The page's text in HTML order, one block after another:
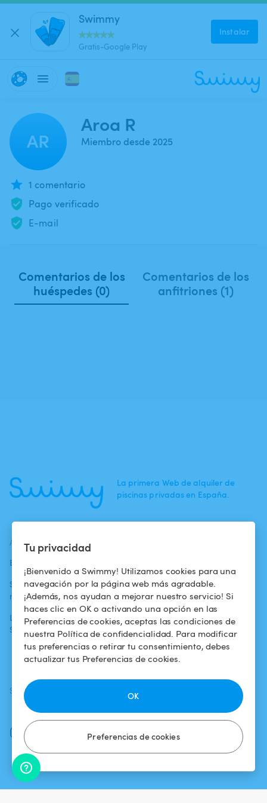
Tu privacidad
¡Bienvenido a Swimmy! Utilizamos cookies para una
navegación por la página web más agradable.
¡Además, nos ayudan a mejorar nuestro servicio! Si
haces clic en OK o activando una opción en las
Preferencias de cookies, aceptas las condiciones de
nuestra Política de confidencialidad. Para modificar
tus preferencias o retirar tu consentimiento, debes
actualizar tus Preferencias de cookies.
Preferencias de cookies
OK
Swimmy
Gratis-Google Play
Instalar
AR
Aroa R
Miembro desde 2025
1 comentario
Pago verificado
E-mail
Comentarios de los
huéspedes (0)
Comentarios de los
anfitriones (1)
La primera Web de alquiler de
piscinas privadas en España.
ACTUALIDADES
Blog
Swimmy en los
medios
La aventura
Swimmy
Para los
propietarios
Alquilar mi
piscina
¿Cómo funciona?
Condiciones de
uso
Política de
confidencialidad
Aviso legal
SÍGUENOS
Facebook
Instagram